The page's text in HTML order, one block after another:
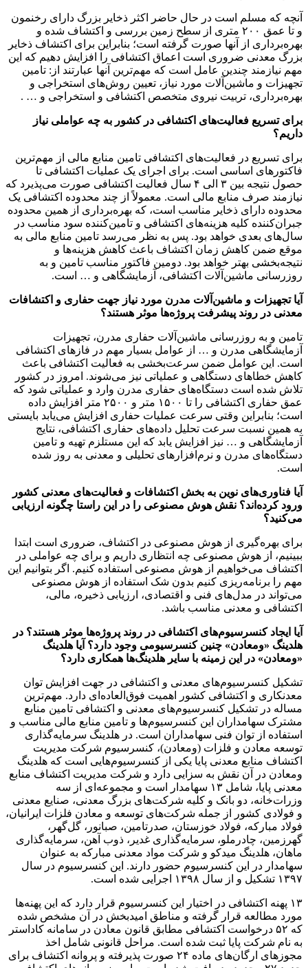
آنچه که مسلم است در حال حاضر اکثر ذخایر بزرگ دارای رخنمون
و تا عمق ۲۰۰ متری از سطح زمین بررسی و اکتشاف شده و
بهره‌برداری از آنها صورت گرفته است؛ بنابراین برای اکتشاف ذخایر
بزرگ معدنی ضروری است اعماق اکتشافی را افزایش دهیم که این
مهم نیازمند چندین عامل است که مهم‌ترین آنها عبارتند از: تامین
تجهیزات و ماشین‌آلات مورد نیاز، تعیین روش‌های استخراجی و
بهره‌برداری، تربیت نیروی متخصص اکتشافی و استخراجی و … .
برای تسریع فعالیت‌های اکتشافی در کشور به چه عواملی نیاز
داریم؟
برای تسریع در فعالیت‌های اکتشافی تامین منابع مالی از مهم‌ترین
فاکتور‌های اساسی است. برای اجرای یک عملیات اکتشافی تا
حصول نتیجه بین ۳ الی ۴ سال فعالیت اکتشافی صورت می‌پذیرد که
نیازمند صرف منابع مالی است. معمولاً از چند محدوده اکتشافی یک
محدوده دارای ذخایر مناسب است، که بهره‌برداری از همین محدوده
جبران‌کننده کلیه هزینه‌های اکتشافی و تامین‌کننده سود مناسب در
سال‌های بعدی خواهد بود. پس به نظر می‌رسد تامین منابع مالی به
موقع ضمن کاهش زمان اکتشاف باعث کاهش هزینه‌ها و
نتیجه‌بخشی بهتر خواهد بود. دومین فاکتور مناسب تامین و به
روزرسانی ماشین‌آلات اکتشافی، آزمایشگاهی و … است.
آیا تجهیزات و ماشین‌آلات مدرن مورد نیاز جهت حفاری و اکتشافات
معدنی در روند پیشرفت پروژه‌ها موثر هستند؟
تامین و به روزرسانی ماشین‌آلات حفاری مدرن، تجهیزات
آزمایشگاهی مدرن و … از عوامل بسیار مهم در فاز‌های اکتشافی
است. این عوامل ضمن سرعت‌بخشی به فعالیت اکتشافی باعث
کاهش خطا‌های دستگاهی و عملیاتی نیز می‌شوند. امروز در کشور
تلاش شده است دستگاه‌های حفاری مدرن وارد و عملیاتی شود که
عمق حفاری اکتشافی را تا ۱۵۰۰ متر و ۲۵۰۰ متر افزایش داده
است؛ بنابراین وقتی سرعت عملیات حفاری افزایش می‌یابد بایستی
به همین نسبت سرعت تحلیل داده‌های حفاری اکتشافی، نتایج
آزمایشگاهی و … نیز افزایش یابد که این مستلزم تهیه و تامین
دستگاه‌های مدرن و نرم‌افزار‌های تحلیلی و معدنی به روز شده
است.
آیا فناوری‌های نوین به بخش اکتشافات و فعالیت‌های معدنی کشور
ورود کرده‌اند؟ نقش هوش مصنوعی را در این راستا چگونه ارزیابی
می‌کنید؟
برای بهره‌گیری از هوش مصنوعی در اکتشاف، ضروری است ابتدا
ببینیم، از هوش مصنوعی چه انتظاری داریم و برای چه عواملی در
اکتشاف می‌خواهیم از هوش مصنوعی استفاده کنیم. اگر بتوانیم این
مهم را برنامه‌ریزی کنیم بدون شک استفاده از هوش مصنوعی
می‌تواند در مدل‌های فنی و اقتصادی، ارزیابی ذخیره، مالی،
اکتشافی و معدنی مناسب باشد.
آیا ایجاد کنسرسیوم‌های اکتشافی در روند پروژه‌ها موثر هستند؟ در
هلدینگ «ومعادن» چنین کنسرسیومی وجود دارد؟ آیا هلدینگ
«ومعادن» در این زمینه با سایر هلدینگ‌ها همکاری دارد؟
تشکیل کنسرسیوم‌های معدنی و اکتشافی در جهت افزایش توان
معدنکاری و اکتشافی کشور اهمیت فوق‌العاده‌ای دارد. مهم‌ترین
مساله در تشکیل کنسرسیوم‌های معدنی و اکتشافی تامین منابع
مشترک سهامداران این کنسرسیوم‌ها و تامین منابع مالی مناسب و
استفاده از توان فنی سهامداران است. در هلدینگ سرمایه‌گذاری
توسعه معادن و فلزات (ومعادن)، کنسرسیوم شرکت مدیریت
اکتشاف منابع معدنی پایا یکی از کنسرسیوم‌هایی است که هلدینگ
ومعادن در آن نقش به سزایی دارد و شرکت مدیریت اکتشاف منابع
معدنی پایا، شامل ۱۳ سهامدار است و مجموعه‌ای از سه
وزرات‌خانه، دو بانک و کلیه شرکت‌های بزرگ معدنی، صنایع معدنی
و فولادی کشور از جمله شرکت‌های توسعه و معادن فلزات ایرانیان،
فولاد مبارکه، فولاد خوزستان، صدرتامین، صبانور، گل‌گهر،
گهرزمین، چادرملو، سرمایه‌گذاری غدیر، ذوب آهن، سرمایه‌گذاری
ماهان، هلدینگ میدکو و شرکت مواد معدنی مبارکه به عنوان
سهامدار در این کنسرسیوم حضور دارند. این کنسرسیوم در سال
۱۳۹۷ تشکیل و از سال ۱۳۹۸ اجرایی شده است.
۱۳ پهنه اکتشافی در اختیار این کنسرسیوم قرار دارد که این پهنه‌ها
مورد مطالعه قرار گرفته و مناطق امیدبخش در آن مشخص شده
که ۵۲ درخواست اکتشافی مطابق قانون معادن در سامانه کاداستر
به نام شرکت پایا ثبت شده است. مراحل قانونی شامل اخذ
مجوز‌های ارگان‌های ماده ۲۴ صورت پذیرفته و پروانه اکتشاف برای